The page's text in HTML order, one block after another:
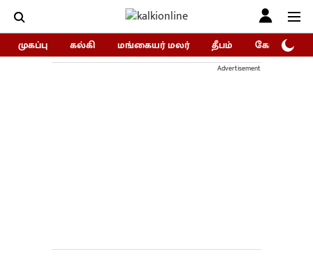
முகப்பு கல்கி மங்கையர் மலர் தீபம் கோகுலம்/
Advertisement